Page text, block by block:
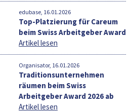
edubase, 16.01.2026
Top-Platzierung für Careum
beim Swiss Arbeitgeber Award
Artikel lesen
Organisator, 16.01.2026
Traditionsunternehmen
räumen beim Swiss
Arbeitgeber Award 2026 ab
Artikel lesen